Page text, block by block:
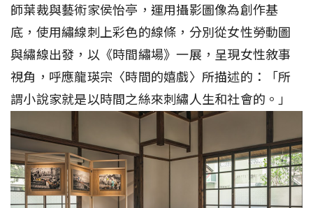
師葉裁與藝術家侯怡亭，運用攝影圖像為創作基
底，使用繡線刺上彩色的線條，分別從女性勞動圖
與繡線出發，以《時間繡場》一展，呈現女性敘事
視角，呼應龍瑛宗〈時間的嬉戲〉所描述的：「所
謂小說家就是以時間之絲來刺繡人生和社會的。」